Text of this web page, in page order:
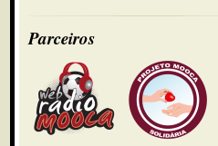
Parceiros